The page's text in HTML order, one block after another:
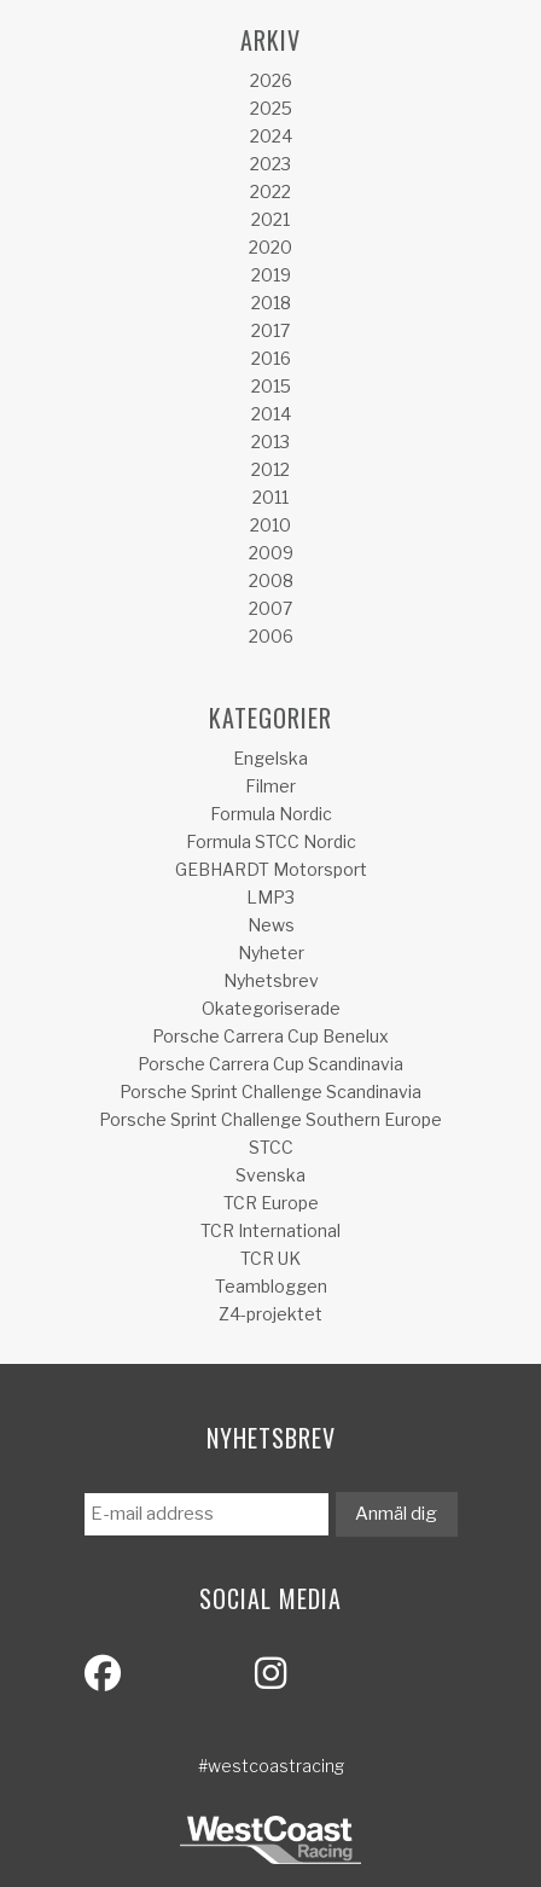
ARKIV
2026
2025
2024
2023
2022
2021
2020
2019
2018
2017
2016
2015
2014
2013
2012
2011
2010
2009
2008
2007
2006
KATEGORIER
Engelska
Filmer
Formula Nordic
Formula STCC Nordic
GEBHARDT Motorsport
LMP3
News
Nyheter
Nyhetsbrev
Okategoriserade
Porsche Carrera Cup Benelux
Porsche Carrera Cup Scandinavia
Porsche Sprint Challenge Scandinavia
Porsche Sprint Challenge Southern Europe
STCC
Svenska
TCR Europe
TCR International
TCR UK
Teambloggen
Z4-projektet
NYHETSBREV
SOCIAL MEDIA
#westcoastracing